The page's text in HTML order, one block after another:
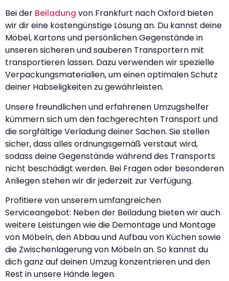
Bei der Beiladung von Frankfurt nach Oxford bieten
wir dir eine kostengünstige Lösung an. Du kannst deine
Möbel, Kartons und persönlichen Gegenstände in
unseren sicheren und sauberen Transportern mit
transportieren lassen. Dazu verwenden wir spezielle
Verpackungsmaterialien, um einen optimalen Schutz
deiner Habseligkeiten zu gewährleisten.
Unsere freundlichen und erfahrenen Umzugshelfer
kümmern sich um den fachgerechten Transport und
die sorgfältige Verladung deiner Sachen. Sie stellen
sicher, dass alles ordnungsgemäß verstaut wird,
sodass deine Gegenstände während des Transports
nicht beschädigt werden. Bei Fragen oder besonderen
Anliegen stehen wir dir jederzeit zur Verfügung.
Profitiere von unserem umfangreichen
Serviceangebot: Neben der Beiladung bieten wir auch
weitere Leistungen wie die Demontage und Montage
von Möbeln, den Abbau und Aufbau von Küchen sowie
die Zwischenlagerung von Möbeln an. So kannst du
dich ganz auf deinen Umzug konzentrieren und den
Rest in unsere Hände legen.